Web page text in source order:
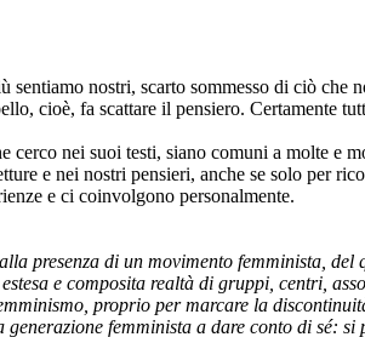
nostri, scarto sommesso di ciò che
cioè, fa scattare il pensiero. Certamente
cerco nei suoi testi, siano comuni a molte e
e nei nostri pensieri, anche se solo per
e ci coinvolgono personalmente.
presenza di un movimento femminista, del
e composita realtà di gruppi, centri,
proprio per marcare la
femminista a dare conto di sé: